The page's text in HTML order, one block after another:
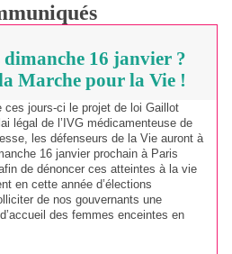
dimanche 16 janvier ?
Marche pour la Vie !
ces jours-ci le projet de loi Gaillot
légal de l’IVG médicamenteuse de
les défenseurs de la Vie auront à
16 janvier prochain à Paris
de dénoncer ces atteintes à la vie
en cette année d’élections
de nos gouvernants une
des femmes enceintes en